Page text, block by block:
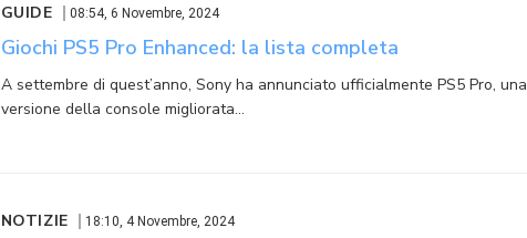
GUIDE 08:54, 6 Novembre, 2024
Giochi PS5 Pro Enhanced: la lista completa
A settembre di quest’anno, Sony ha annunciato ufficialmente PS5 Pro, una
versione della console migliorata…
NOTIZIE 18:10, 4 Novembre, 2024